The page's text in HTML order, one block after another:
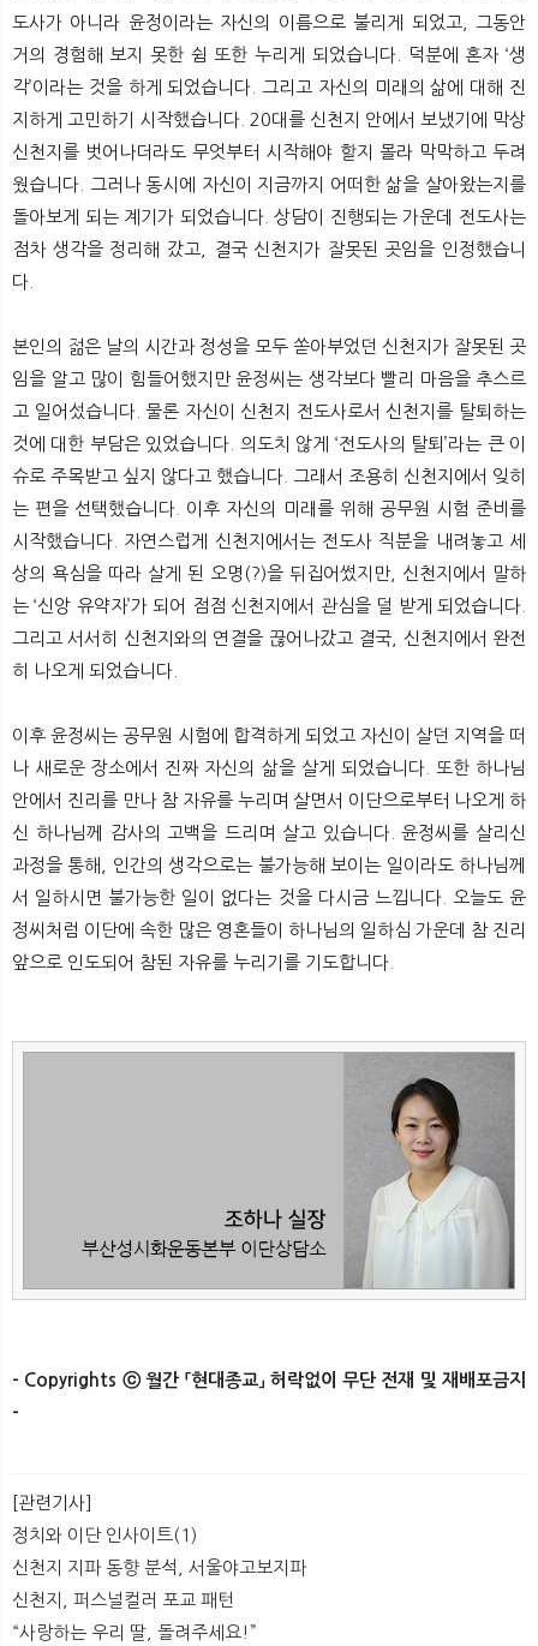
도사가 아니라 윤정이라는 자신의 이름으로 불리게 되었고, 그동안
거의 경험해 보지 못한 쉼 또한 누리게 되었습니다. 덕분에 혼자 ‘생
각’이라는 것을 하게 되었습니다. 그리고 자신의 미래의 삶에 대해 진
지하게 고민하기 시작했습니다. 20대를 신천지 안에서 보냈기에 막상
신천지를 벗어나더라도 무엇부터 시작해야 할지 몰라 막막하고 두려
웠습니다. 그러나 동시에 자신이 지금까지 어떠한 삶을 살아왔는지를
돌아보게 되는 계기가 되었습니다. 상담이 진행되는 가운데 전도사는
점차 생각을 정리해 갔고, 결국 신천지가 잘못된 곳임을 인정했습니
다.
본인의 젊은 날의 시간과 정성을 모두 쏟아부었던 신천지가 잘못된 곳
임을 알고 많이 힘들어했지만 윤정씨는 생각보다 빨리 마음을 추스르
고 일어섰습니다. 물론 자신이 신천지 전도사로서 신천지를 탈퇴하는
것에 대한 부담은 있었습니다. 의도치 않게 ‘전도사의 탈퇴’라는 큰 이
슈로 주목받고 싶지 않다고 했습니다. 그래서 조용히 신천지에서 잊히
는 편을 선택했습니다. 이후 자신의 미래를 위해 공무원 시험 준비를
시작했습니다. 자연스럽게 신천지에서는 전도사 직분을 내려놓고 세
상의 욕심을 따라 살게 된 오명(?)을 뒤집어썼지만, 신천지에서 말하
는 ‘신앙 유약자’가 되어 점점 신천지에서 관심을 덜 받게 되었습니다.
그리고 서서히 신천지와의 연결을 끊어나갔고 결국, 신천지에서 완전
히 나오게 되었습니다.
이후 윤정씨는 공무원 시험에 합격하게 되었고 자신이 살던 지역을 떠
나 새로운 장소에서 진짜 자신의 삶을 살게 되었습니다. 또한 하나님
안에서 진리를 만나 참 자유를 누리며 살면서 이단으로부터 나오게 하
신 하나님께 감사의 고백을 드리며 살고 있습니다. 윤정씨를 살리신
과정을 통해, 인간의 생각으로는 불가능해 보이는 일이라도 하나님께
서 일하시면 불가능한 일이 없다는 것을 다시금 느낍니다. 오늘도 윤
정씨처럼 이단에 속한 많은 영혼들이 하나님의 일하심 가운데 참 진리
앞으로 인도되어 참된 자유를 누리기를 기도합니다.
- Copyrights ⓒ 월간 「현대종교」 허락없이 무단 전재 및 재배포금지
-​
[관련기사]
정치와 이단 인사이트(1)
신천지 지파 동향 분석, 서울야고보지파
신천지, 퍼스널컬러 포교 패턴
​“사랑하는 우리 딸, 돌려주세요!”